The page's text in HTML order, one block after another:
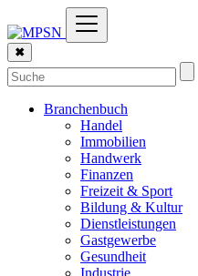
✖
Branchenbuch
Handel
Immobilien
Handwerk
Finanzen
Freizeit & Sport
Bildung & Kultur
Dienstleistungen
Gastgewerbe
Gesundheit
Industrie